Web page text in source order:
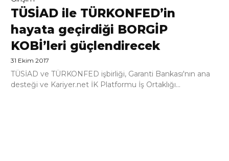
TÜSİAD ile TÜRKONFED’in
hayata geçirdiği BORGİP
KOBİ’leri güçlendirecek
31 Ekim 2017
TÜSİAD ve TÜRKONFED işbirliği, Garanti Bankası'nın ana
desteği ve Kariyer.net İK Platformu İş Ortaklığı...